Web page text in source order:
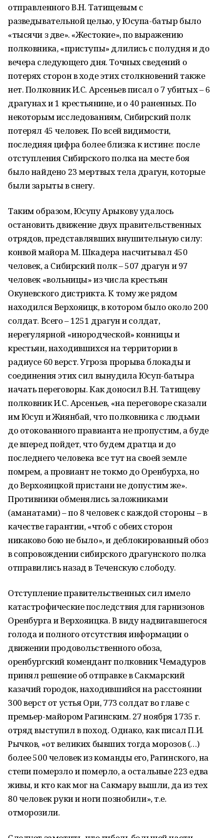
отправленного В.Н. Татищевым с
разведывательной целью, у Юсупа-батыр было
«тысячи з две». «Жестокие», по выражению
полковника, «приступы» длились с полудня и до
вечера следующего дня. Точных сведений о
потерях сторон в ходе этих столкновений также
нет. Полковник И.С. Арсеньев писал о 7 убитых – 6
драгунах и 1 крестьянине, и о 40 раненных. По
некоторым исследованиям, Сибирский полк
потерял 45 человек. По всей видимости,
последняя цифра более близка к истине: после
отступления Сибирского полка на месте боя
было найдено 23 мертвых тела драгун, которые
были зарыты в снегу.
Таким образом, Юсупу Арыкову удалось
остановить движение двух правительственных
отрядов, представлявших внушительную силу:
конвой майора М. Шкадера насчитывал 450
человек, а Сибирский полк – 507 драгун и 97
человек «вольницы» из числа крестьян
Окуневского дистрикта. К тому же рядом
находился Верхояицк, в котором было около 200
солдат. Всего – 1251 драгун и солдат,
нерегулярной «инородческой» конницы и
крестьян, находившихся на территории в
радиусе 60 верст. Угроза прорыва блокады и
соединения этих сил вынудила Юсуп-батыра
начать переговоры. Как доносил В.Н. Татищеву
полковник И.С. Арсеньев, «на переговоре сказали
им Юсуп и Жиянбай, что полковника с людьми
до отокованного правианта не пропустим, а буде
де вперед пойдет, что будем дратца и до
последнего человека все тут на своей земле
помрем, а провиант не токмо до Оренбурха, но
до Верхояицкой пристани не допустим же».
Противники обменялись заложниками
(аманатами) – по 8 человек с каждой стороны – в
качестве гарантии, «чтоб с обеих сторон
никаково бою не было», и деблокированный обоз
в сопровождении сибирского драгунского полка
отправились назад в Теченскую слободу.
Отступление правительственных сил имело
катастрофические последствия для гарнизонов
Оренбурга и Верхояицка. В виду надвигавшегося
голода и полного отсутствия информации о
движении продовольственного обоза,
оренбургский комендант полковник Чемадуров
принял решение об отправке в Сакмарский
казачий городок, находившийся на расстоянии
300 верст от устья Ори, 773 солдат во главе с
премьер-майором Рагинским. 27 ноября 1735 г.
отряд выступил в поход. Однако, как писал П.И.
Рычков, «от великих бывших тогда морозов (…)
более 500 человек из команды его, Рагинского, на
степи померзло и померло, а остальные 223 едва
живы, и кто как мог на Сакмару вышли, да из тех
80 человек руки и ноги познобили», т.е.
отморозили.